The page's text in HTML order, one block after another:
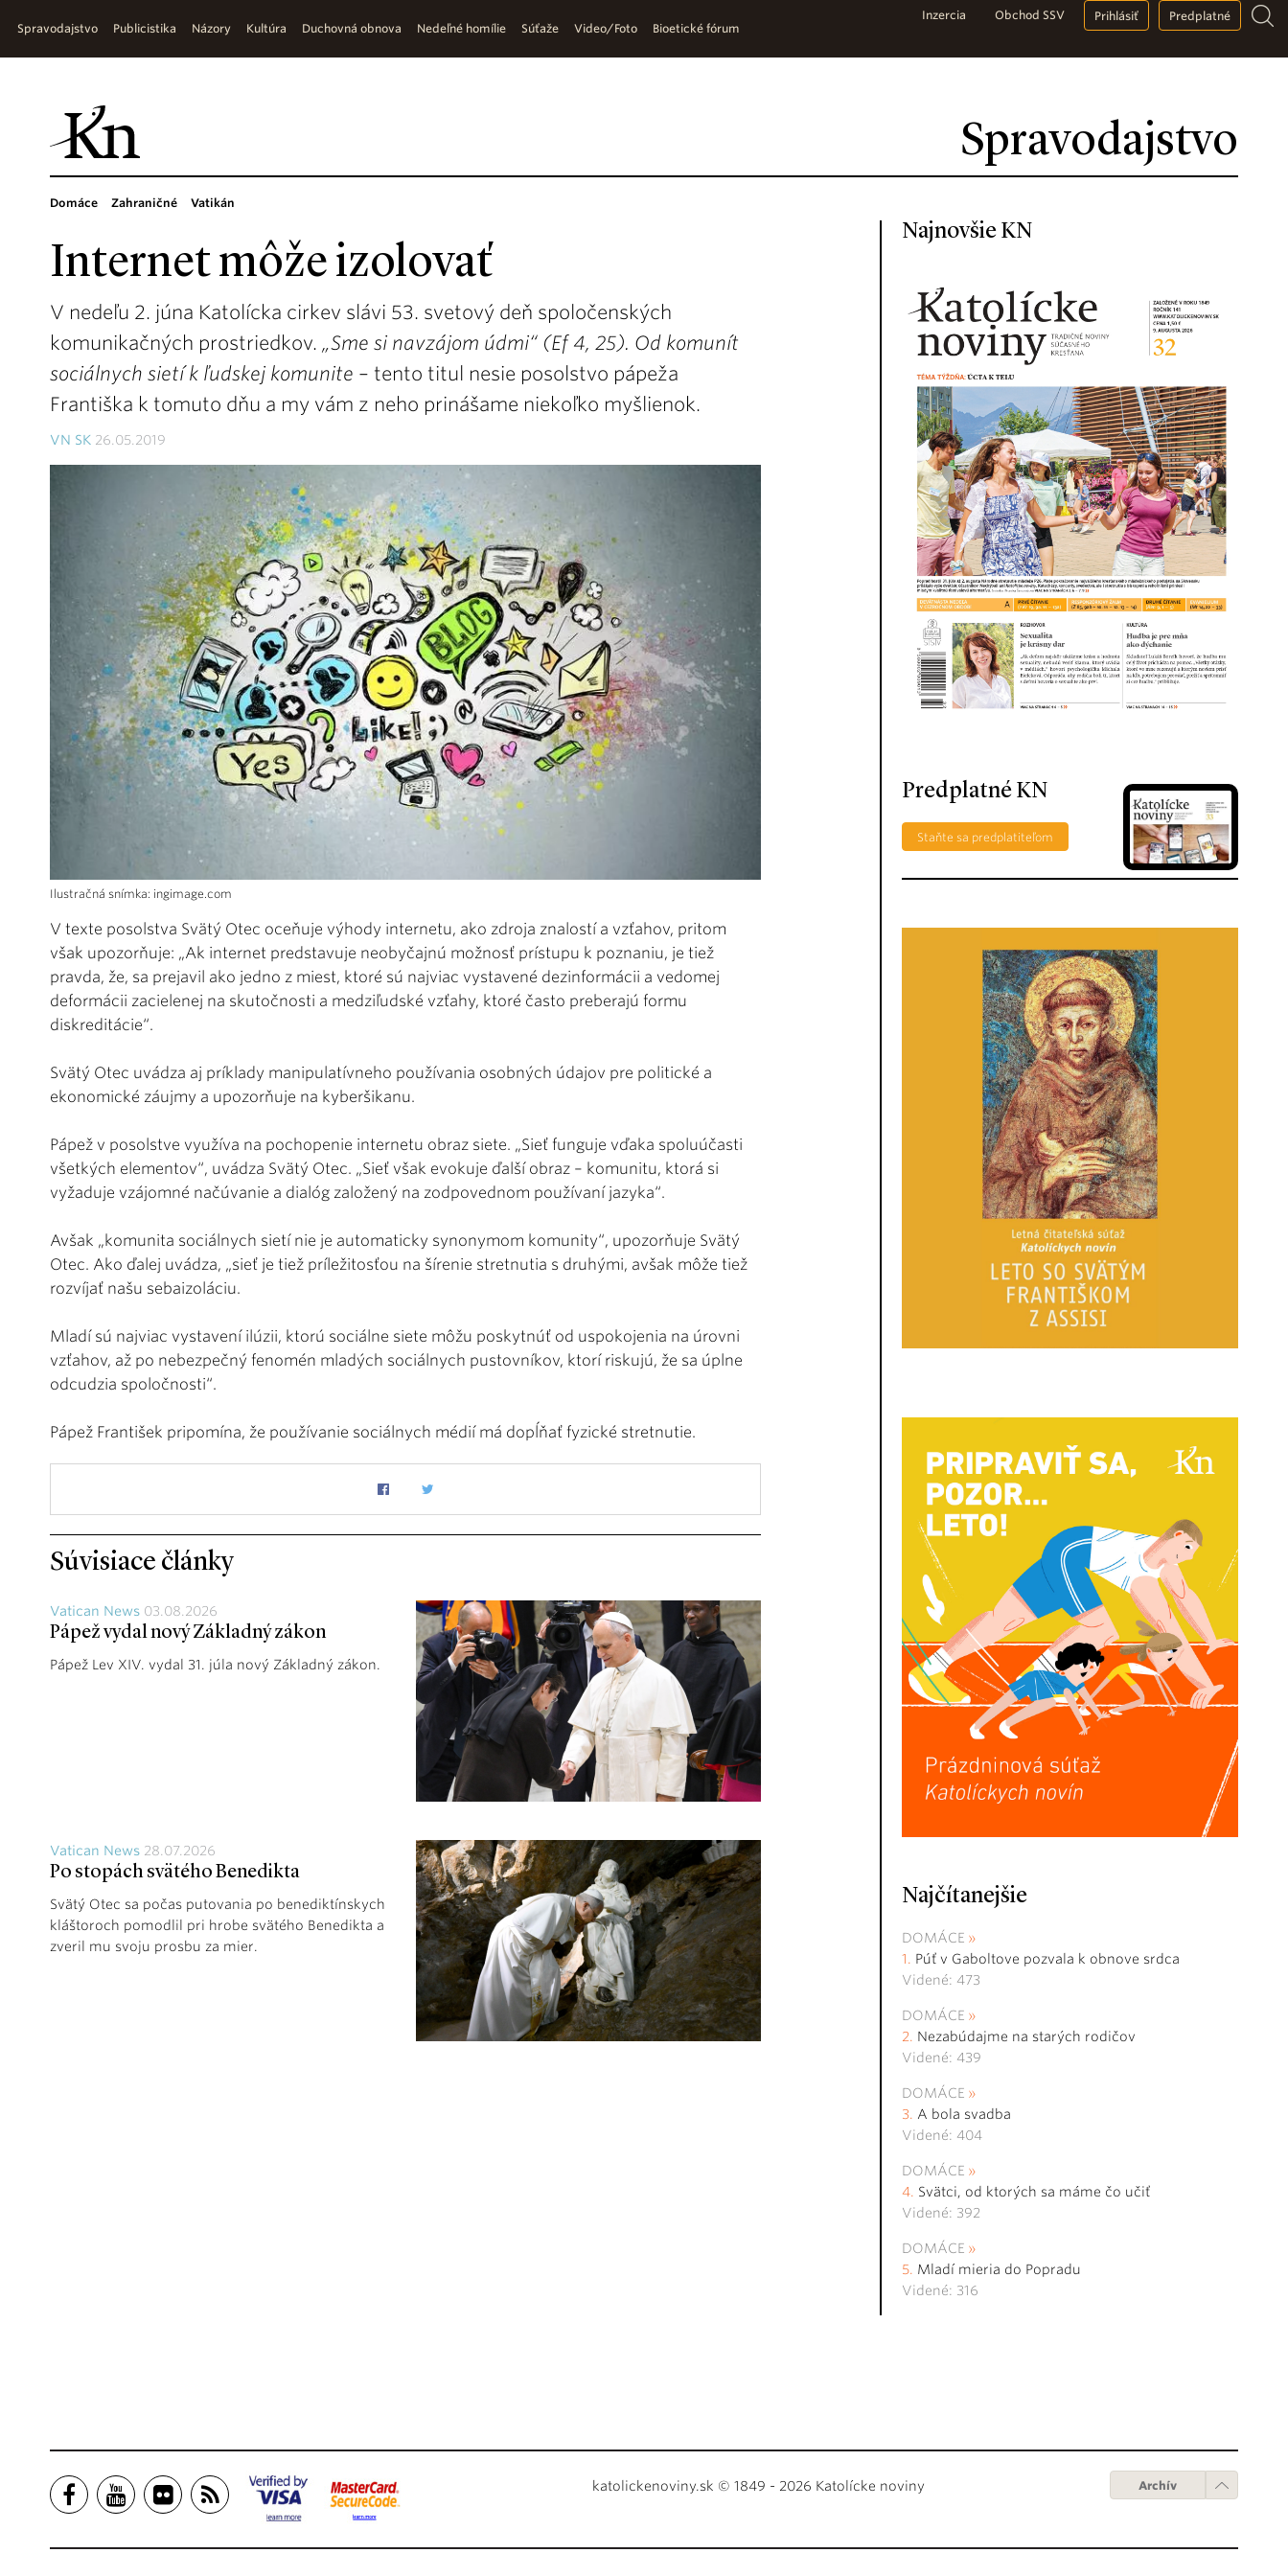
Spravodajstvo
Spravodajstvo Publicistika Názory Kultúra Duchovná obnova Nedeľné homílie Súťaže Video/Foto Bioetické fórum
Inzercia Obchod SSV Prihlásiť Predplatné
Domáce Zahraničné Vatikán
Internet môže izolovať
V nedeľu 2. júna Katolícka cirkev slávi 53. svetový deň spoločenských
komunikačných prostriedkov. „Sme si navzájom údmi“ (Ef 4, 25). Od komunít
sociálnych sietí k ľudskej komunite – tento titul nesie posolstvo pápeža
Františka k tomuto dňu a my vám z neho prinášame niekoľko myšlienok.
VN SK 26.05.2019
Ilustračná snímka: ingimage.com
V texte posolstva Svätý Otec oceňuje výhody internetu, ako zdroja znalostí a vzťahov, pritom
však upozorňuje: „Ak internet predstavuje neobyčajnú možnosť prístupu k poznaniu, je tiež
pravda, že, sa prejavil ako jedno z miest, ktoré sú najviac vystavené dezinformácii a vedomej
deformácii zacielenej na skutočnosti a medziľudské vzťahy, ktoré často preberajú formu
diskreditácie“.
Svätý Otec uvádza aj príklady manipulatívneho používania osobných údajov pre politické a
ekonomické záujmy a upozorňuje na kyberšikanu.
Pápež v posolstve využíva na pochopenie internetu obraz siete. „Sieť funguje vďaka spoluúčasti
všetkých elementov“, uvádza Svätý Otec. „Sieť však evokuje ďalší obraz – komunitu, ktorá si
vyžaduje vzájomné načúvanie a dialóg založený na zodpovednom používaní jazyka“.
Avšak „komunita sociálnych sietí nie je automaticky synonymom komunity“, upozorňuje Svätý
Otec. Ako ďalej uvádza, „sieť je tiež príležitosťou na šírenie stretnutia s druhými, avšak môže tiež
rozvíjať našu sebaizoláciu.
Mladí sú najviac vystavení ilúzii, ktorú sociálne siete môžu poskytnúť od uspokojenia na úrovni
vzťahov, až po nebezpečný fenomén mladých sociálnych pustovníkov, ktorí riskujú, že sa úplne
odcudzia spoločnosti“.
Pápež František pripomína, že používanie sociálnych médií má dopĺňať fyzické stretnutie.
Súvisiace články
Vatican News 03.08.2026
Pápež vydal nový Základný zákon
Pápež Lev XIV. vydal 31. júla nový Základný zákon.
Vatican News 28.07.2026
Po stopách svätého Benedikta
Svätý Otec sa počas putovania po benediktínskych
kláštoroch pomodlil pri hrobe svätého Benedikta a
zveril mu svoju prosbu za mier.
Najnovšie KN
Predplatné KN
Staňte sa predplatiteľom
Najčítanejšie
DOMÁCE
Púť v Gaboltove pozvala k obnove srdca
Videné: 473
DOMÁCE
Nezabúdajme na starých rodičov
Videné: 439
DOMÁCE
A bola svadba
Videné: 404
DOMÁCE
Svätci, od ktorých sa máme čo učiť
Videné: 392
DOMÁCE
Mladí mieria do Popradu
Videné: 316
katolickenoviny.sk © 1849 - 2026 Katolícke noviny Archív